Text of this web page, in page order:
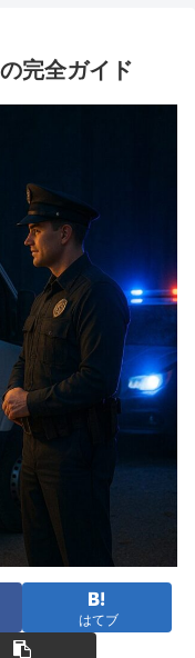
完全ガイド
はてブ